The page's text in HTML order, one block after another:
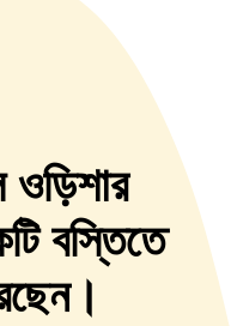
ওড়িশার
বস্তিতে